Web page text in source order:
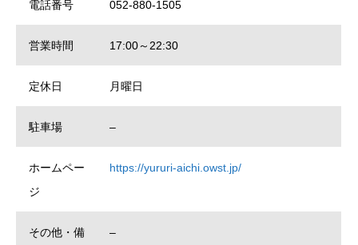
電話番号 052-880-1505
営業時間 17:00～22:30
定休日 月曜日
駐車場 –
ホームペー
ジ
https://yururi-aichi.owst.jp/
その他・備 –